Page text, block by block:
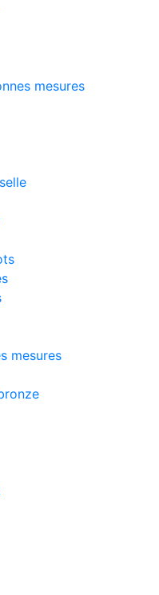
mesures
mesures